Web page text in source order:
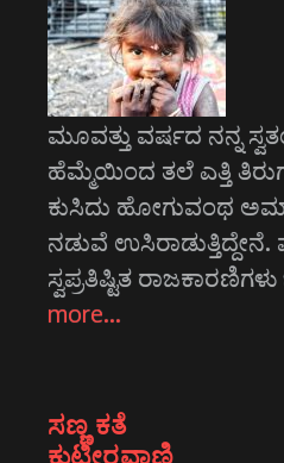
ಮೂವತ್ತು ವರ್ಷದ ನನ್ನ
ಹೆಮ್ಮೆಯಿಂದ ತಲೆ ಎತ್ತಿ
ಕುಸಿದು ಹೋಗುವಂಥ
ನಡುವೆ
ಸ್ವಪ್ರತಿಷ್ಟಿತ
more…
ಸಣ್ಣ ಕತೆ
ಕುಟೀರವಾಣಿ